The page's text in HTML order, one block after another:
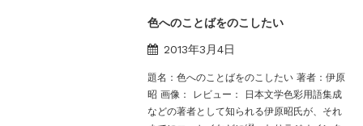
色へのことばをのこしたい
2013年3月4日
題名：色へのことばをのこしたい 著者：伊原
昭 画像： レビュー： 日本文学色彩用語集成
などの著者として知られる伊原昭氏が、それ